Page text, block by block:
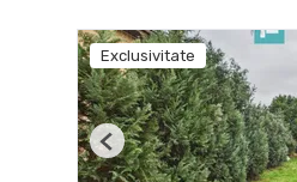
Exclusivitate
Previous